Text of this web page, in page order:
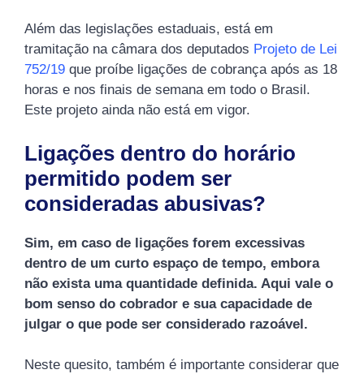
Além das legislações estaduais, está em
tramitação na câmara dos deputados Projeto de Lei
752/19 que proíbe ligações de cobrança após as 18
horas e nos finais de semana em todo o Brasil.
Este projeto ainda não está em vigor.
Ligações dentro do horário
permitido podem ser
consideradas abusivas?
Sim, em caso de ligações forem excessivas
dentro de um curto espaço de tempo, embora
não exista uma quantidade definida. Aqui vale o
bom senso do cobrador e sua capacidade de
julgar o que pode ser considerado razoável.
Neste quesito, também é importante considerar que